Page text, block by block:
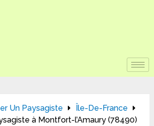
Un Paysagiste
Île-De-France
à Montfort-l’Amaury (78490)